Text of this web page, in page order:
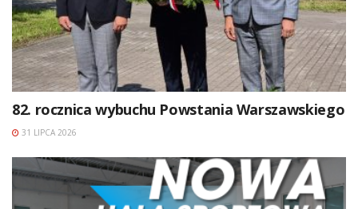
82. rocznica wybuchu Powstania Warszawskiego
31 LIPCA 2026